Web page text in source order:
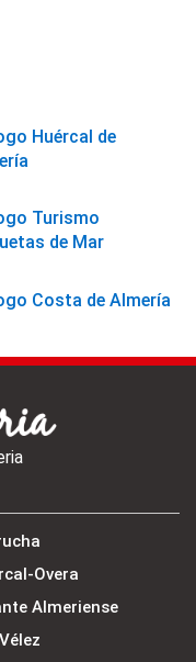
Overa
Almeriense